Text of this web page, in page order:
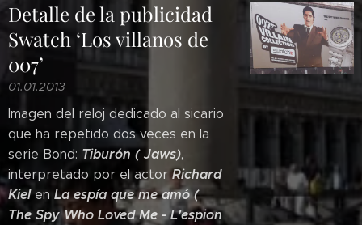
Detalle de la publicidad
Swatch ‘Los villanos de
007’
01.01.2013
Imagen del reloj dedicado al sicario
que ha repetido dos veces en la
serie Bond: Tiburón ( Jaws),
interpretado por el actorRichard
Kielen La espía que me amó (
The Spy Who Loved Me - L'espion